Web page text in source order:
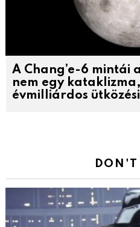
A Chang’e-6 mintái
nem egy
évmilliárdos